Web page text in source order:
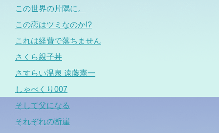
この世界の片隅に。
この恋はツミなのか!?
これは経費で落ちません
さくら親子丼
さすらい温泉 遠藤憲一
しゃべくり007
そして父になる
それぞれの断崖